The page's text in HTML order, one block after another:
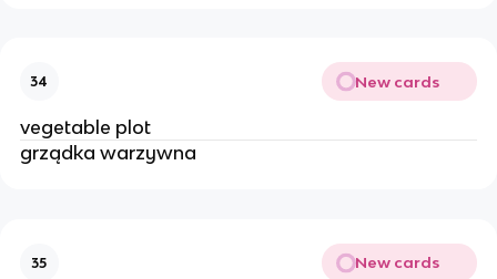
34 New cards
vegetable plot
grządka warzywna
35 New cards